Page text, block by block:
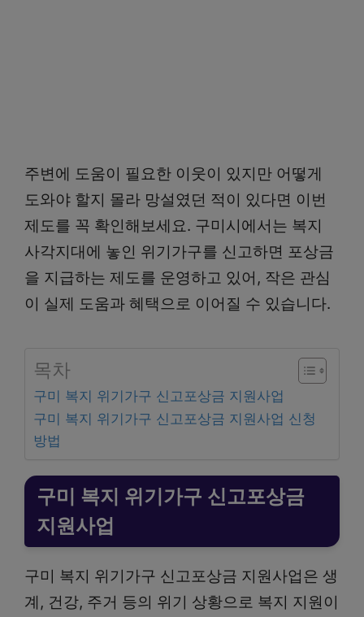
주변에 도움이 필요한 이웃이 있지만 어떻게
도와야 할지 몰라 망설였던 적이 있다면 이번
제도를 꼭 확인해보세요. 구미시에서는 복지
사각지대에 놓인 위기가구를 신고하면 포상금
을 지급하는 제도를 운영하고 있어, 작은 관심
이 실제 도움과 혜택으로 이어질 수 있습니다.
목차
구미 복지 위기가구 신고포상금 지원사업
구미 복지 위기가구 신고포상금 지원사업 신청
방법
구미 복지 위기가구 신고포상금
지원사업
구미 복지 위기가구 신고포상금 지원사업은 생
계, 건강, 주거 등의 위기 상황으로 복지 지원이